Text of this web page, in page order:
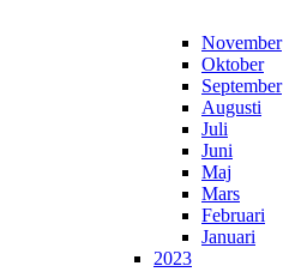
November
Oktober
September
Augusti
Juli
Juni
Maj
Mars
Februari
Januari
2023